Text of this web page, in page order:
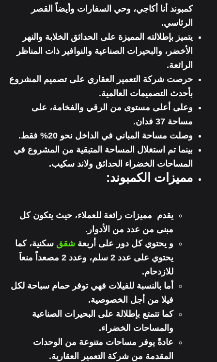
كمبوند أنا أكاجي، وحي السفارات وأيضاً القصر
الرئاسي.
يتميز بإطلالته المميزة على الحدائق الخلابة والنهر
الأخضر، والبحيرات الصناعية والنوافير ذات المناظر
الرائعة.
حرصت شركة التعمير العقاري على تصميم المشروع
بأحدث التصميمات العالمية.
وعلى أعلى مستوى من الرقي والفخامة، على
مساحة 37 فدان.
وصلت مساحة المباني في الداخل نحو 20% فقط.
بينما تم استغلال المساحة المتبقية من المشروع في
المساحات الخضراء الحدائق ولاند سكيب.
مميزات الكمبوند:
يقدم مميزات رائعة للعملاء، حيث يتكون كل
مبنى من عدد من الأدوار.
و يحتوي كل دور على أربعة شقق سكنية، كما
يحتوي على عدد 2 سلم، وعدد 2 مصعداً منعاَ
للازدحام.
أما بالنسبة للفيلات فهي توفر حمام سباحة لكل
فيلا من أجل الخصوصية.
كما تتمتع بإطلالة على البحيرات الصناعية
والمساحات الخضراء.
عادةً يوفر مساحات متنوعة من الوحدات
المقدمة من شركة التعمير العقارية.